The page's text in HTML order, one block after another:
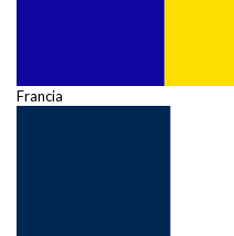
Francia